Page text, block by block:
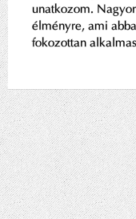
unatkozom.
élményre, ami
fokozottan